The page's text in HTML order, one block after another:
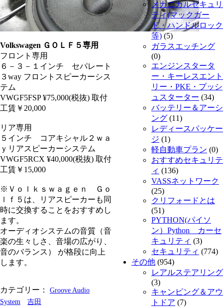
Volkswagen ＧＯＬＦ５専用
フロント専用
６－３－１インチ セパレート
３way フロントスピーカーシス
テム
VWGF5FSP ¥75,000(税抜) 取付
工賃￥20,000
リア専用
５インチ コアキシャル２ｗａ
ｙリアスピーカーシステム
VWGF5RCX ¥40,000(税抜) 取付
工賃￥15,000
※Ｖｏｌｋｓｗａｇｅｎ Ｇｏ
ｌｆ５は、リアスピーカーも同
時に交換することをおすすめし
ます。
オーディオシステムの音質（音
楽の生々しさ、音場の広がり、
音のバランス） が格段に向上
します。
カテゴリー：
Groove Audio
System
吉田
メカニカルセキュリ
ティ(マックガー
ド・ハンドルロック
等) (5)
ガラスエッチング
(0)
エンジンスタータ
ー・キーレスエント
リー・PKE・プッシ
ュスターター (34)
バッテリー＆アーシ
ング (11)
レディースパッケー
ジ (1)
軽自動車プラン (0)
おすすめセキュリテ
ィ (136)
VASSネットワーク
(25)
クリフォードとは
(51)
PYTHON(パイソ
ン）Python カーセ
キュリティ (3)
セキュリティ (774)
その他 (954)
レアルステアリング
(3)
キャンピング＆アウ
トドア (7)